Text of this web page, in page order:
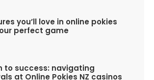
you’ll love in online pokies
perfect game
to success: navigating
at Online Pokies NZ casinos